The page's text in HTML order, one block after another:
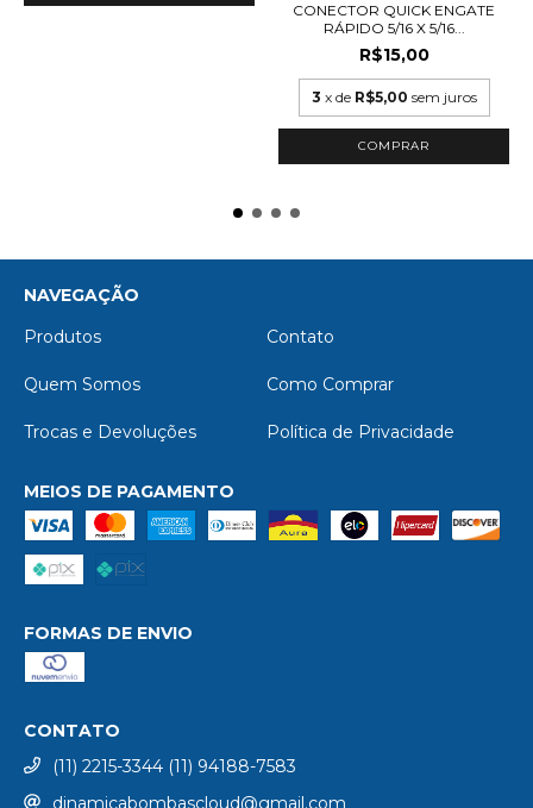
CONECTOR QUICK ENGATE
RÁPIDO 5/16 X 5/16...
R$15,00
3 x de R$5,00 sem juros
NAVEGAÇÃO
Produtos
Contato
Quem Somos Como Comprar
Trocas e Devoluções Política de Privacidade
MEIOS DE PAGAMENTO
FORMAS DE ENVIO
CONTATO
(11) 2215-3344 (11) 94188-7583
dinamicabombascloud@gmail.com